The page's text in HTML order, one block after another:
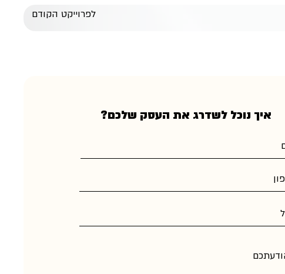
לפרוייקט הקודם
איך נוכל לשדרג את העסק שלכם?